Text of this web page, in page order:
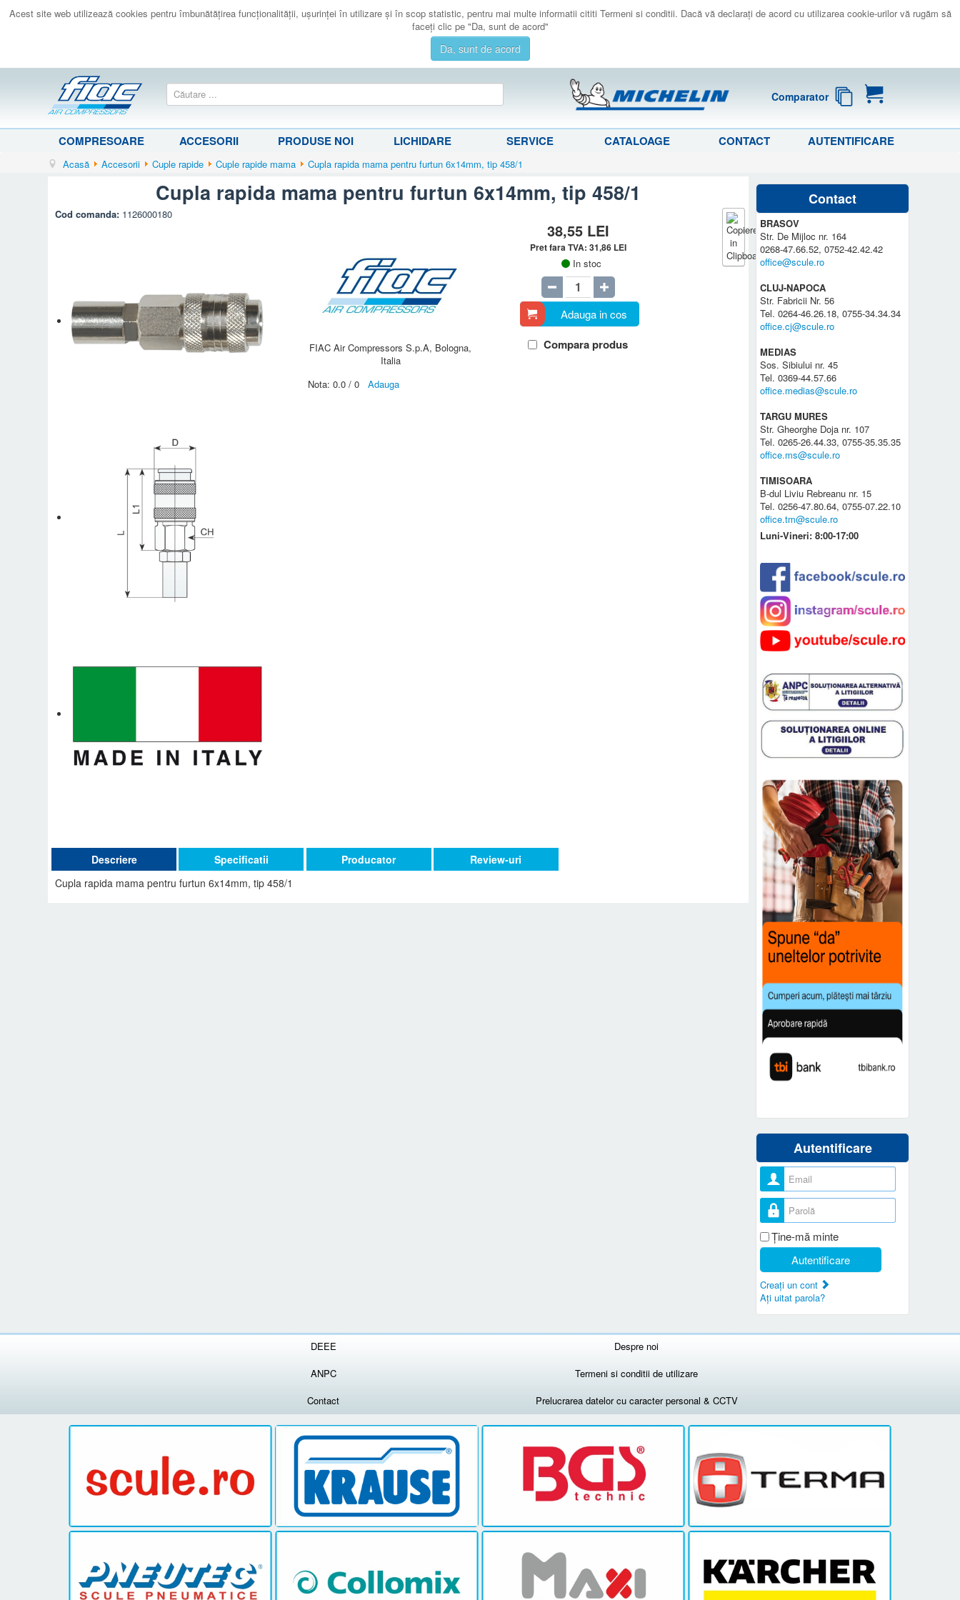
Acest site web utilizează cookies pentru îmbunătăţirea funcţionalităţii, uşurinţei în utilizare şi în scop statistic, pentru mai multe informatii cititi Termeni si conditii. Dacă vă declaraţi de acord cu utilizarea cookie-urilor vă rugăm să
faceţi clic pe "Da, sunt de acord"
Da, sunt de acord
Comparator
COMPRESOARE ACCESORII PRODUSE NOI LICHIDARE SERVICE CATALOAGE CONTACT AUTENTIFICARE
Acasă Accesorii Cuple rapide Cuple rapide mama Cupla rapida mama pentru furtun 6x14mm, tip 458/1
Cupla rapida mama pentru furtun 6x14mm, tip 458/1
Cod comanda: 1126000180
FIAC Air Compressors S.p.A, Bologna,
Italia
Nota: 0.0 / 0 Adauga
38,55 LEI
Pret fara TVA: 31,86 LEI
In stoc
Adauga in cos
Compara produs
Descriere
Cupla rapida mama pentru furtun 6x14mm, tip 458/1
Specificatii Producator Review-uri
Contact
BRASOV
Str. De Mijloc nr. 164
0268-47.66.52, 0752-42.42.42
office@scule.ro
CLUJ-NAPOCA
Str. Fabricii Nr. 56
Tel. 0264-46.26.18, 0755-34.34.34
office.cj@scule.ro
MEDIAS
Sos. Sibiului nr. 45
Tel. 0369-44.57.66
office.medias@scule.ro
TARGU MURES
Str. Gheorghe Doja nr. 107
Tel. 0265-26.44.33, 0755-35.35.35
office.ms@scule.ro
TIMISOARA
B-dul Liviu Rebreanu nr. 15
Tel. 0256-47.80.64, 0755-07.22.10
office.tm@scule.ro
Luni-Vineri: 8:00-17:00
Autentificare
Nume utilizator
Parolă
Ţine-mă minte
Autentificare
Creaţi un cont
Aţi uitat parola?
DEEE
Despre noi
ANPC
Termeni si conditii de utilizare
Contact
Prelucrarea datelor cu caracter personal & CCTV